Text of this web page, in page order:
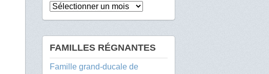
Archives
FAMILLES RÉGNANTES
Famille grand-ducale de